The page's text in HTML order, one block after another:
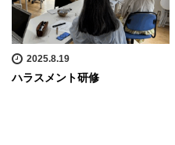
2025.8.19
ハラスメント研修